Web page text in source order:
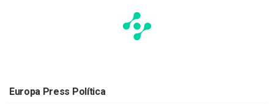
Europa Press Política